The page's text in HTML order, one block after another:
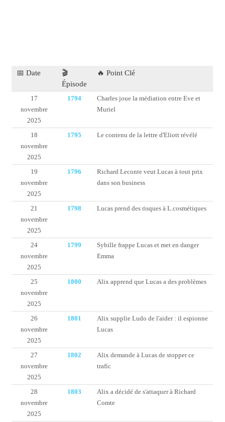
📅 Date
🎬
Épisode
🔥 Point Clé
17
novembre
2025
1794
Charles joue la médiation entre Eve et
Muriel
18
novembre
2025
1795 Le contenu de la lettre d'Eliott révélé
19
novembre
2025
1796
Richard Leconte veut Lucas à tout prix
dans son business
21
novembre
2025
1798 Lucas prend des risques à L.cosmétiques
24
novembre
2025
1799
Sybille frappe Lucas et met en danger
Emma
25
novembre
2025
1800 Alix apprend que Lucas a des problèmes
26
novembre
2025
1801
Alix supplie Ludo de l'aider : il espionne
Lucas
27
novembre
2025
1802
Alix demande à Lucas de stopper ce
trafic
28
novembre
2025
1803
Alix a décidé de s'attaquer à Richard
Comte